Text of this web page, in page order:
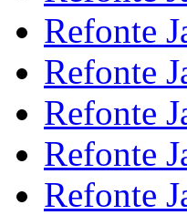
Refonte
Refonte
Refonte
Refonte
Refonte